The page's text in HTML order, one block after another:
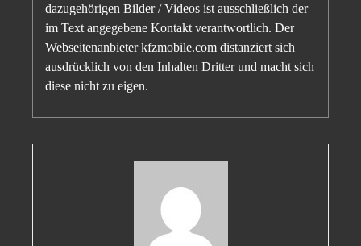
dazugehörigen Bilder / Videos ist ausschließlich der
im Text angegebene Kontakt verantwortlich. Der
Webseitenanbieter kfzmobile.com distanziert sich
ausdrücklich von den Inhalten Dritter und macht sich
diese nicht zu eigen.